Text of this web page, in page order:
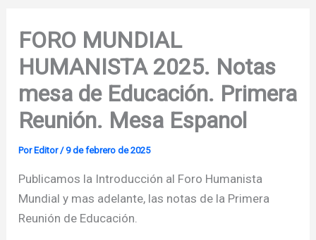
FORO MUNDIAL
HUMANISTA 2025. Notas
mesa de Educación. Primera
Reunión. Mesa Espanol
PorEditor /9 de febrero de 2025
Publicamos la Introducción al Foro Humanista
Mundial y mas adelante, las notas de la Primera
Reunión de Educación.